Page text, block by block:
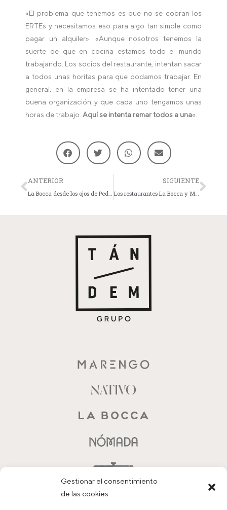
Gestionar el consentimiento
de las cookies
«El problema que tenemos es que no se cobran los
ERTEs y necesitamos eso para algo tan simple como
pagar un alquiler». «Aunque nosotros tenemos la
suerte de que en cocina estamos todo el mundo
trabajando. Los socios del restaurante, intentan sacar
a todos unas horitas para que podamos trabajar. En
general, en la empresa se ha intentado tener una
buena organización y que cada uno tengamos unas
horas de trabajo. Aquí se intenta remar todos a una«.
ANTERIOR SIGUIENTE
Los restaurantes La Bocca y Marengo realizarán la tapa solidaria Amac-Gema con motivo del día de la mujer